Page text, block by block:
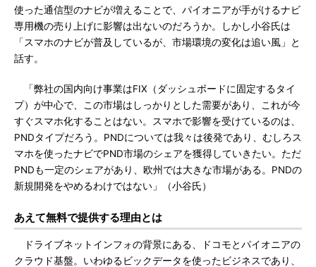
使った通信型のナビが増えることで、パイオニアが手がけるナビ
専用機の売り上げに影響は出ないのだろうか。しかし小谷氏は
「スマホのナビが普及しているが、市場環境の変化は追い風」と
話す。
「弊社の国内向け事業はFIX（ダッシュボードに固定するタイ
プ）が中心で、この市場はしっかりとした需要があり、これが今
すぐスマホ化することはない。スマホで影響を受けているのは、
PNDタイプだろう。PNDについては我々は後発であり、むしろス
マホを使ったナビでPND市場のシェアを獲得していきたい。ただ
PNDも一定のシェアがあり、欧州では大きな市場がある。PNDの
新規開発をやめるわけではない」（小谷氏）
あえて無料で提供する理由とは
ドライブネットインフォの背景にある、ドコモとパイオニアの
クラウド基盤。いわゆるビックデータを使ったビジネスであり、